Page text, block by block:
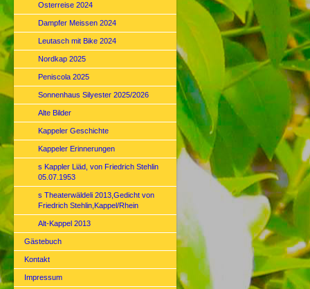
Osterreise 2024
Dampfer Meissen 2024
Leutasch mit Bike 2024
Nordkap 2025
Peniscola 2025
Sonnenhaus Silyester 2025/2026
Alte Bilder
Kappeler Geschichte
Kappeler Erinnerungen
s Kappler Liäd, von Friedrich Stehlin
05.07.1953
s Theaterwäldeli 2013,Gedicht von
Friedrich Stehlin,Kappel/Rhein
Alt-Kappel 2013
Gästebuch
Kontakt
Impressum